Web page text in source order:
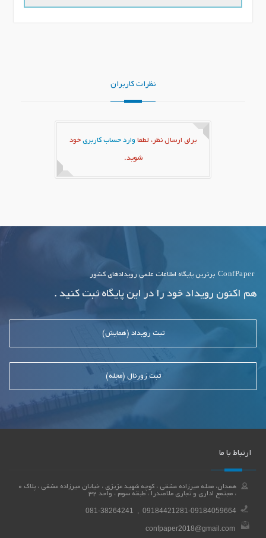
نظرات کاربران
برای ارسال نظر، لطفا وارد حساب کاربری خود
شوید.
ConfPaper برترین پایگاه اطلاعات علمی رویدادهای کشور
هم اکنون رویداد خود را در این پایگاه ثبت کنید .
ثبت رویداد (همایش)
ثبت ژورنال (مجله)
ارتباط با ما
همدان، محله میرزاده عشقی ، کوچه شهید عزیزی ، خیابان میرزاده عشقی ، پلاک 0
، مجتمع اداری و تجاری ملاصدرا ، طبقه سوم ، واحد 32
081-38264241 , 09184421281-09184059664
confpaper2018@gmail.com